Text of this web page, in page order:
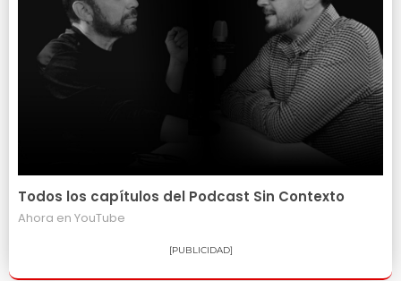
Todos los capítulos del Podcast Sin Contexto
Ahora en YouTube
[PUBLICIDAD]